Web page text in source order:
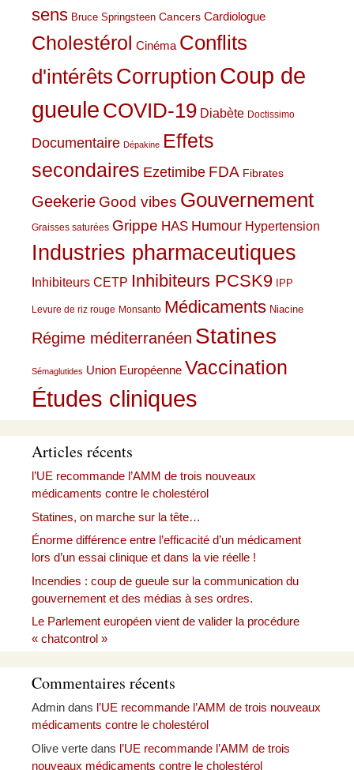
sens Bruce Springsteen Cancers Cardiologue
Cholestérol Cinéma Conflits
d'intérêts CorruptionCoup de
gueule COVID-19 Diabète Doctissimo
Documentaire Dépakine Effets
secondaires Ezetimibe FDA Fibrates
Geekerie Good vibes Gouvernement
Graisses saturées Grippe HAS Humour Hypertension
Industries pharmaceutiques
Inhibiteurs CETP Inhibiteurs PCSK9 IPP
Levure de riz rouge Monsanto Médicaments Niacine
Régime méditerranéen Statines
Sémaglutides Union Européenne Vaccination
Études cliniques
Articles récents
l’UE recommande l’AMM de trois nouveaux
médicaments contre le cholestérol
Statines, on marche sur la tête…
Énorme différence entre l’efficacité d’un médicament
lors d’un essai clinique et dans la vie réelle !
Incendies : coup de gueule sur la communication du
gouvernement et des médias à ses ordres.
Le Parlement européen vient de valider la procédure
« chatcontrol »
Commentaires récents
Admin dans l’UE recommande l’AMM de trois nouveaux
médicaments contre le cholestérol
Olive verte dans l’UE recommande l’AMM de trois
nouveaux médicaments contre le cholestérol